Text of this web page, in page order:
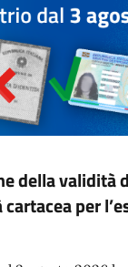
della validità
per